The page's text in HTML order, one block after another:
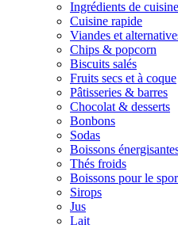
Ingrédients de cuisine
Cuisine rapide
Viandes et
Chips & popcorn
Biscuits salés
Fruits secs et à coque
Pâtisseries & barres
Chocolat & desserts
Bonbons
Sodas
Boissons
Thés froids
Boissons pour le
Sirops
Jus
Lait